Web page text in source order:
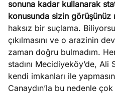
sonuna kadar kullanarak
konusunda sizin görüşünüz
haksız bir suçlama.
çıkılmasını ve o arazinin
zaman doğru bulmadım.
stadını Mecidiyeköy’de, Ali
kendi imkanları ile
Canaydın’la bu nedenle çok